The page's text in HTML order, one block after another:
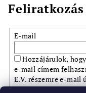
E-mail
Hozzájárulok,
e-mail címem
E.V. részemre e-
Kijelentem, hogy az